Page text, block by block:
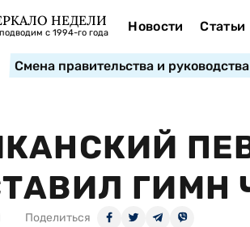
НЕДЕЛИ
с 1994-го года Новости Статьи
Смена правительства и
ГИМН
Поделиться